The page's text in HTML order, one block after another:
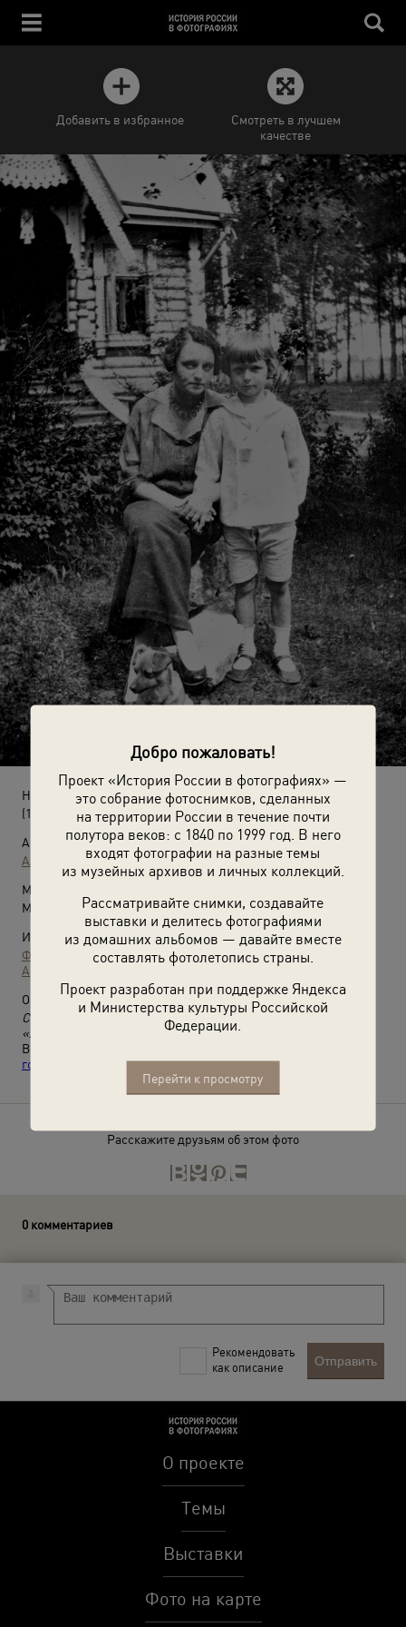
Добро пожаловать!
Проект «История России в фотографиях» —
это собрание фотоснимков, сделанных
на территории России в течение почти
полутора веков: с 1840 по 1999 год. В него
входят фотографии на разные темы
из музейных архивов и личных коллекций.
Рассматривайте снимки, создавайте
выставки и делитесь фотографиями
из домашних альбомов — давайте вместе
составлять фотолетопись страны.
Проект разработан при поддержке Яндекса
и Министерства культуры Российской
Федерации.
Перейти к просмотру
Добавить в избранное
Смотреть в лучшем
качестве
На даче в Ухтомской
(1923 - 1926)
Автор:
Альфонс Вормс
Место съемки:
Московская губ., станция Ухтомская, пос. Михельсон
Источники:
Фотографии пользователей russiainphoto.ru
Архив Ивана Владимировича Егорова
О фотографии:
Сейчас: Москва, Златоустовская улица, д. 1 (детский сад
«Жемчужинка»).
Выставка
годах»
с этой фотографией.
Расскажите друзьям об этом фото
0 комментариев
Рекомендовать
как описание
Отправить
О проекте
Темы
Выставки
Фото на карте